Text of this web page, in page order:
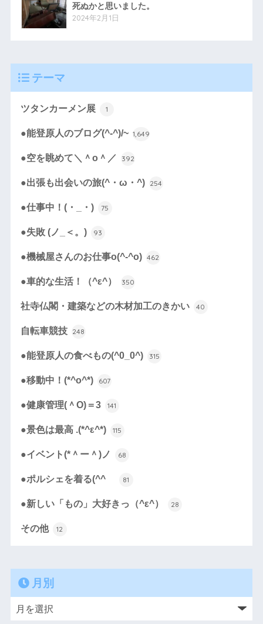
死ぬかと思いました。
2024年2月1日
テーマ
ツタンカーメン展 1
●能登原人のブログ(^-^)/~ 1,649
●空を眺めて＼＾o＾／ 392
●出張も出会いの旅(^・ω・^) 254
●仕事中！(・_・) 75
●失敗 (ノ_＜。) 93
●機械屋さんのお仕事o(^-^o) 462
●車的な生活！（^ε^） 350
社寺仏閣・建築などの木材加工のきかい 40
自転車競技 248
●能登原人の食べもの(^0_0^) 315
●移動中！(*^o^*) 607
●健康管理(＾O)＝3 141
●景色は最高 .(*^ε^*) 115
●イベント(*＾ー＾)ノ 68
●ポルシェを着る(^^ゞ 81
●新しい「もの」大好きっ（^ε^） 28
その他 12
月別